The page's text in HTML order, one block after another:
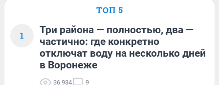
ТОП 5
1
Три района — полностью, два —
частично: где конкретно
отключат воду на несколько дней
в Воронеже
36 934 9